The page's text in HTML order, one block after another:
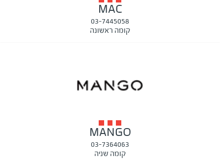
MAC
03-7445058
קומה ראשונה
MANGO
03-7364063
קומה שניה